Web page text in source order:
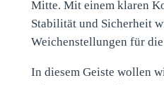
Mitte. Mit einem klaren
Stabilität und Sicherheit
Weichenstellungen für
In diesem Geiste wollen